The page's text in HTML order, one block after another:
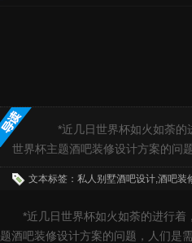
*近几日世界杯如火如荼的进
世界杯主题酒吧装修设计方案的问
文本标签：私人别墅酒吧设计,酒吧装
*近几日世界杯如火如荼的进行着，
题酒吧装修设计方案的问题，人们是